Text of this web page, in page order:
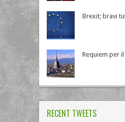
Brexit; bravi
Requiem per il
RECENT TWEETS